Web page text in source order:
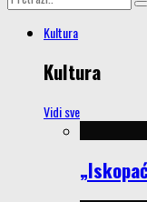
Kultura
Kultura
Vidi sve